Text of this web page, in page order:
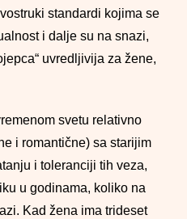
standardi kojima se
i dalje su na snazi,
uvredljivija za žene,
svetu relativno
i romantične) sa starijim
i toleranciji tih veza,
u godinama, koliko na
Kad žena ima trideset